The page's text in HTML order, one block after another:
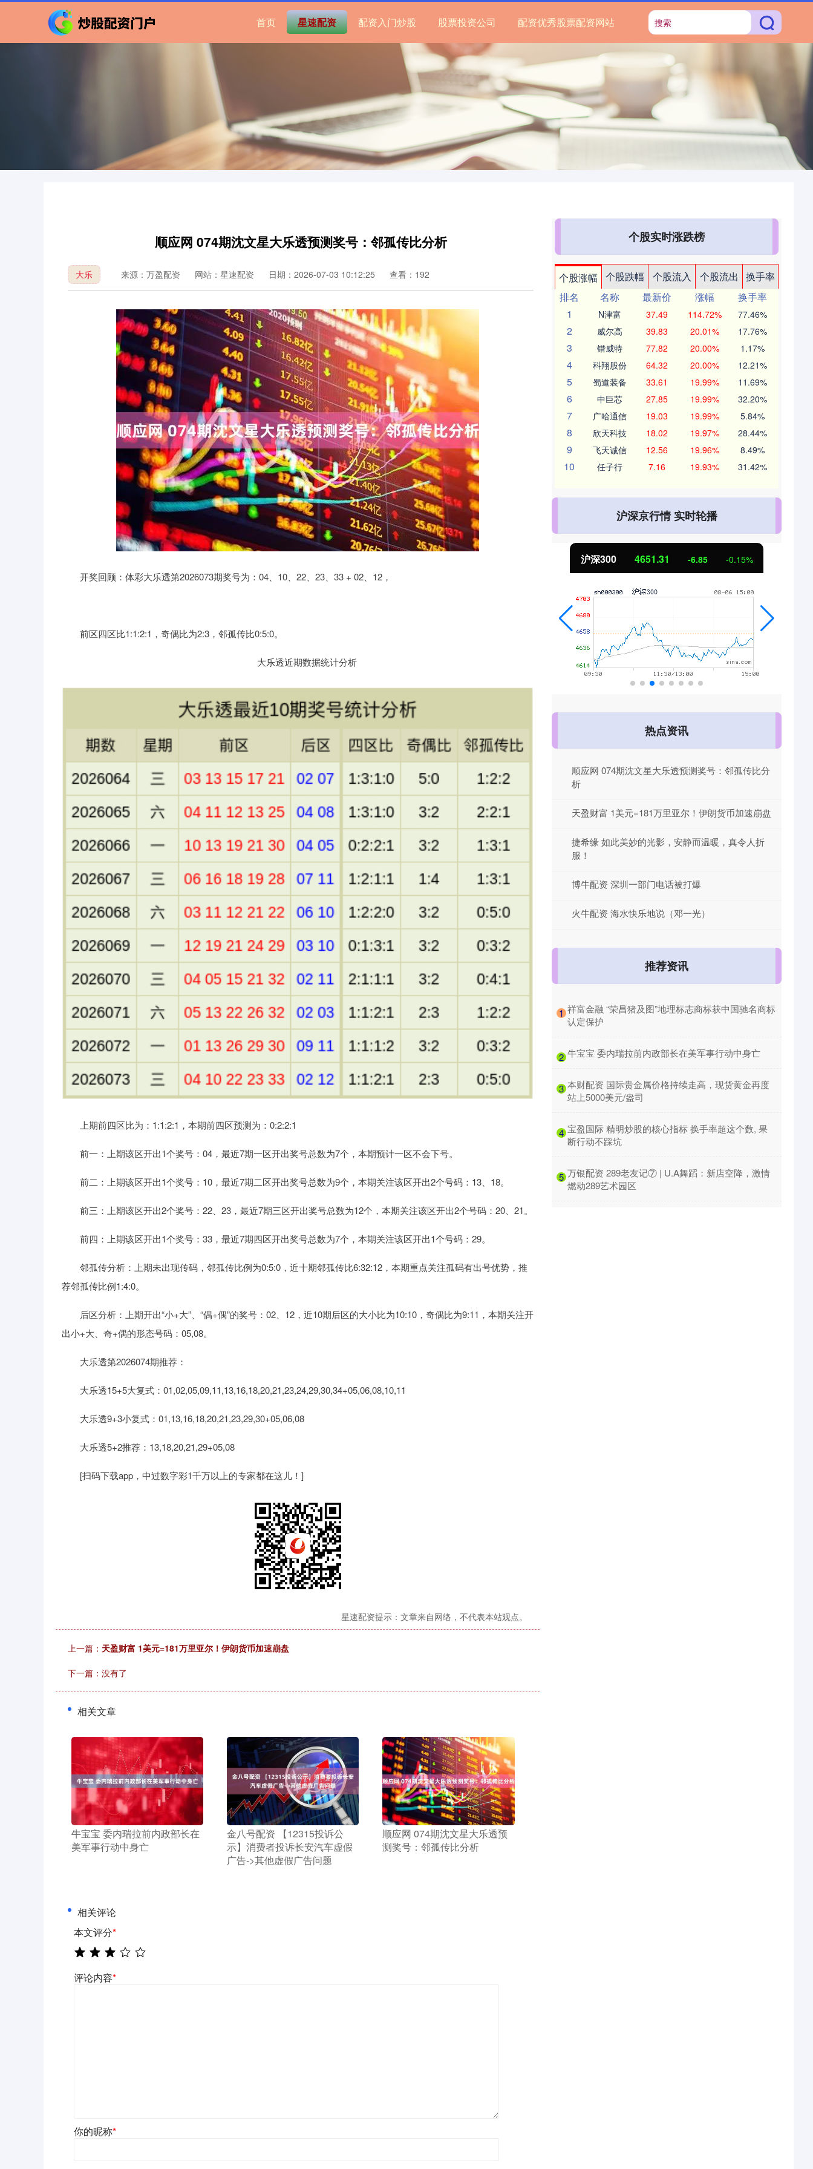
首页 星速配资 配资入门炒股 股票投资公司 配资优秀股票配资网站
顺应网 074期沈文星大乐透预测奖号：邻孤传比分析
大乐 来源：万盈配资 网站：星速配资 日期：2026-07-03 10:12:25 查看：192
开奖回顾：体彩大乐透第2026073期奖号为：04、10、22、23、33 + 02、12，
前区四区比1:1:2:1，奇偶比为2:3，邻孤传比0:5:0。
大乐透近期数据统计分析
上期前四区比为：1:1:2:1，本期前四区预测为：0:2:2:1
前一：上期该区开出1个奖号：04，最近7期一区开出奖号总数为7个，本期预计一区不会下号。
前二：上期该区开出1个奖号：10，最近7期二区开出奖号总数为9个，本期关注该区开出2个号码：13、18。
前三：上期该区开出2个奖号：22、23，最近7期三区开出奖号总数为12个，本期关注该区开出2个号码：20、21。
前四：上期该区开出1个奖号：33，最近7期四区开出奖号总数为7个，本期关注该区开出1个号码：29。
邻孤传分析：上期未出现传码，邻孤传比例为0:5:0，近十期邻孤传比6:32:12，本期重点关注孤码有出号优势，推
荐邻孤传比例1:4:0。
后区分析：上期开出“小+大”、“偶+偶”的奖号：02、12，近10期后区的大小比为10:10，奇偶比为9:11，本期关注开
出小+大、奇+偶的形态号码：05,08。
大乐透第2026074期推荐：
大乐透15+5大复式：01,02,05,09,11,13,16,18,20,21,23,24,29,30,34+05,06,08,10,11
大乐透9+3小复式：01,13,16,18,20,21,23,29,30+05,06,08
大乐透5+2推荐：13,18,20,21,29+05,08
[扫码下载app，中过数字彩1千万以上的专家都在这儿！]
星速配资提示：文章来自网络，不代表本站观点。
上一篇： 天盈财富 1美元=181万里亚尔！伊朗货币加速崩盘
下一篇：没有了
相关文章
​牛宝宝 委内瑞拉前内政部长在
美军事行动中身亡
​金八号配资 【12315投诉公
示】消费者投诉长安汽车虚假
广告->其他虚假广告问题
​顺应网 074期沈文星大乐透预
测奖号：邻孤传比分析
相关评论
本文评分*
评论内容*
你的昵称*
个股实时涨跌榜
个股涨幅 个股跌幅 个股流入 个股流出
换手率
排名
名称 最新价 涨幅
换手率
1
N津富 37.49 114.72% 77.46%
2 威尔高 39.83 20.01% 17.76%
3 锴威特 77.82 20.00% 1.17%
4 科翔股份 64.32 20.00% 12.21%
5 蜀道装备 33.61 19.99% 11.69%
6 中巨芯 27.85 19.99% 32.20%
7 广哈通信 19.03 19.99% 5.84%
8 欣天科技 18.02 19.97% 28.44%
9 飞天诚信 12.56 19.96% 8.49%
10 任子行 7.16 19.93% 31.42%
沪深京行情 实时轮播
北证50 1122.88 3.42 0.30%
热点资讯
顺应网 074期沈文星大乐透预测奖号：邻孤传比分
析
天盈财富 1美元=181万里亚尔！伊朗货币加速崩盘
捷希缘 如此美妙的光影，安静而温暖，真令人折
服！
博牛配资 深圳一部门电话被打爆
火牛配资 海水快乐地说（邓一光）
推荐资讯
1 ​祥富金融 “荣昌猪及图”地理标志商标获中国驰名商标
认定保护
2 ​牛宝宝 委内瑞拉前内政部长在美军事行动中身亡
3 ​本财配资 国际贵金属价格持续走高，现货黄金再度
站上5000美元/盎司
4 ​宝盈国际 精明炒股的核心指标 换手率超这个数, 果
断行动不踩坑
5 ​万银配资 289老友记⑦ | U.A舞蹈：新店空降，激情
燃动289艺术园区